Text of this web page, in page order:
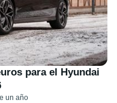
para el Hyundai
un año